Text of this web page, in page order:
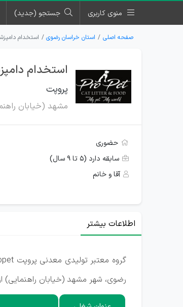
منوی کاربری جستجو (جدید)
صفحه اصلی استان خراسان رضوی استخدام
استخدام
پروپت
مشهد (خیابان
حضوری
سابقه دارد (۵ تا ۹ سال)
آقا و خانم
اطلاعات بیشتر
رضوی، شهر مشهد (خیابان